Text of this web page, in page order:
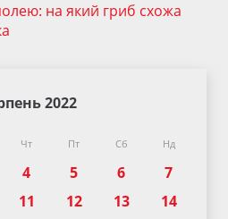
на який гриб схожа
2022
Чт Пт Сб Нд
4 5 6
7
11 12 13
14